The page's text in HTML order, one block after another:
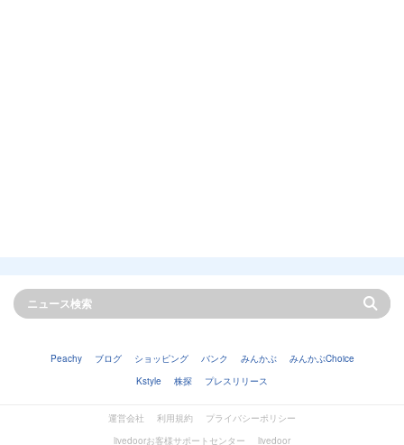
Peachy ブログ ショッピング バンク みんかぶ
みんかぶChoice
Kstyle
株探 プレスリリース
運営会社 利用規約
プライバシーポリシー
livedoorお客様サポートセンター
livedoor